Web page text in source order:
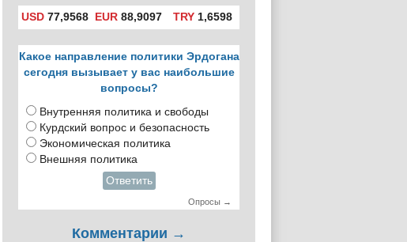
USD 77,9568 EUR 88,9097 TRY1,6598
Какое направление политики Эрдогана
сегодня вызывает у вас наибольшие
вопросы?
Внутренняя политика и свободы
Курдский вопрос и безопасность
Экономическая политика
Внешняя политика
Ответить
Опросы →
Комментарии →